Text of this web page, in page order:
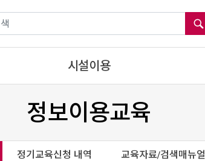
시설이용
정보이용교육
정기교육신청 내역 교육자료/검색매뉴얼